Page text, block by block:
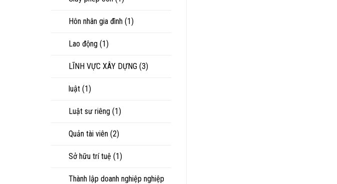
Hôn nhân gia đình (1)
Lao động (1)
LĨNH VỰC XÂY DỰNG (3)
luật (1)
Luật sư riêng (1)
Quản tài viên (2)
Sở hữu trí tuệ (1)
Thành lập doanh nghiệp nghiệp